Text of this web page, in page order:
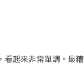
起來非常單調。最